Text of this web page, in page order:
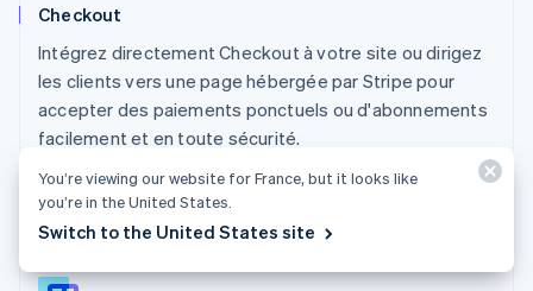
Checkout
Intégrez directement Checkout à votre site ou dirigez
les clients vers une page hébergée par Stripe pour
accepter des paiements ponctuels ou d'abonnements
facilement et en toute sécurité.
Découvrir Checkout
English
Nouvelle-Zélande
English
Pays-Bas
Nederlands English
Pologne
Portugal
PortuguêsEnglish
R.A.S. de Hong Kong, Chine
You’re viewing our website for France, but it looks like
you’re in the United States.
Switch to the United States site